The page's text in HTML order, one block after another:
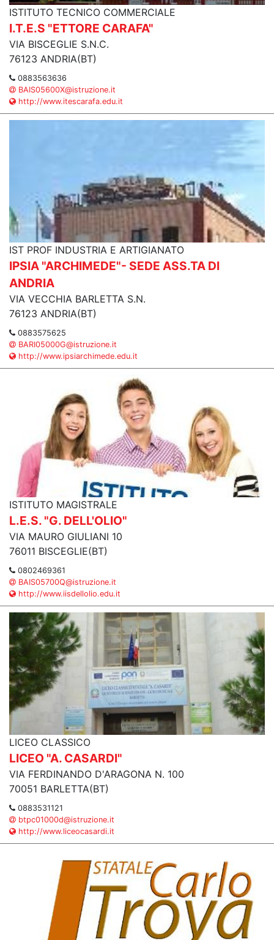
ISTITUTO TECNICO COMMERCIALE
I.T.E.S "ETTORE CARAFA"
VIA BISCEGLIE S.N.C.
76123 ANDRIA(BT)
0883563636
BAIS05600X@istruzione.it
http://www.itescarafa.edu.it
IST PROF INDUSTRIA E ARTIGIANATO
IPSIA "ARCHIMEDE"- SEDE ASS.TA DI
ANDRIA
VIA VECCHIA BARLETTA S.N.
76123 ANDRIA(BT)
0883575625
BARI05000G@istruzione.it
http://www.ipsiarchimede.edu.it
ISTITUTO MAGISTRALE
L.E.S. "G. DELL'OLIO"
VIA MAURO GIULIANI 10
76011 BISCEGLIE(BT)
0802469361
BAIS05700Q@istruzione.it
http://www.iisdellolio.edu.it
LICEO CLASSICO
LICEO "A. CASARDI"
VIA FERDINANDO D'ARAGONA N. 100
70051 BARLETTA(BT)
0883531121
btpc01000d@istruzione.it
http://www.liceocasardi.it